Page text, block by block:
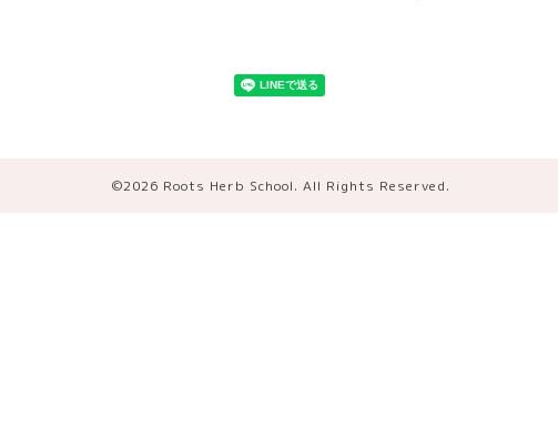
©2026 Roots Herb School. All Rights Reserved.